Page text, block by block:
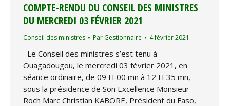
COMPTE-RENDU DU CONSEIL DES MINISTRES
DU MERCREDI 03 FÉVRIER 2021
Conseil des ministres Par Gestionnaire 4 février 2021
Le Conseil des ministres s’est tenu à
Ouagadougou, le mercredi 03 février 2021, en
séance ordinaire, de 09 H 00 mn à 12 H 35 mn,
sous la présidence de Son Excellence Monsieur
Roch Marc Christian KABORE, Président du Faso,